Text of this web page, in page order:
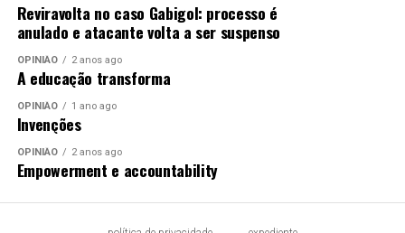
Reviravolta no caso Gabigol: processo é
anulado e atacante volta a ser suspenso
OPINIÃO 2 anos ago
A educação transforma
OPINIÃO 1 ano ago
Invenções
OPINIÃO 2 anos ago
Empowerment e accountability